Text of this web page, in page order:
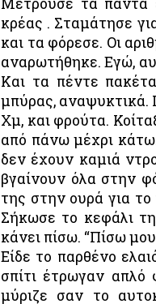
κρέας . Σταμάτησε
και τα φόρεσε. Οι
αναρωτήθηκε. Εγώ,
Και τα πέντε
μπύρας, αναψυκτικά.
Χμ, και φρούτα.
από πάνω μέχρι
δεν έχουν καμιά
βγαίνουν όλα στην
της στην ουρά για
Σήκωσε το κεφάλι
κάνει πίσω. “Πίσω
Είδε το παρθένο
σπίτι έτρωγαν απλό
μύριζε σαν το